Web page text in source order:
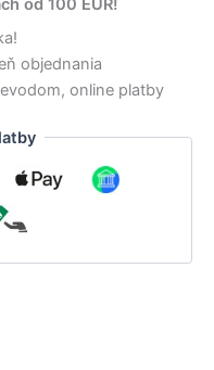
od 100 EUR!
objednania
online platby